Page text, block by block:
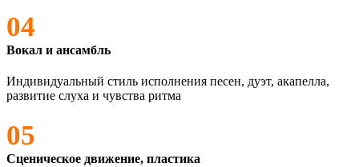
04
Вокал и ансамбль
Индивидуальный стиль исполнения песен, дуэт, акапелла,
развитие слуха и чувства ритма
05
Сценическое движение, пластика